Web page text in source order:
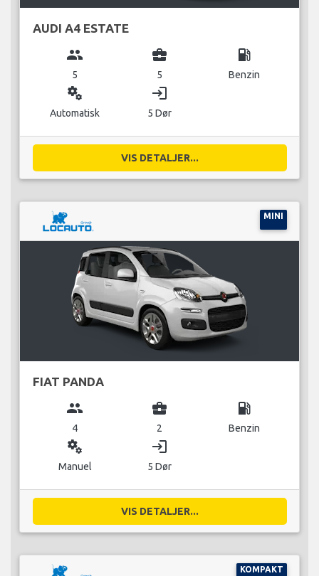
AUDI A4 ESTATE
group
5
business_center
5
local_gas_station
Benzin
miscellaneous_services
Automatisk
login
5 Dør
VIS DETALJER...
MINI
FIAT PANDA
group
4
business_center
2
local_gas_station
Benzin
miscellaneous_services
Manuel
login
5 Dør
VIS DETALJER...
KOMPAKT